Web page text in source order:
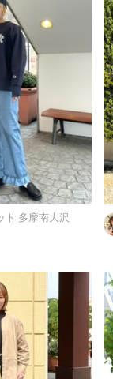
ト 多摩南大沢